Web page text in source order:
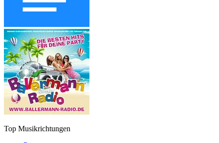
Top Musikrichtungen